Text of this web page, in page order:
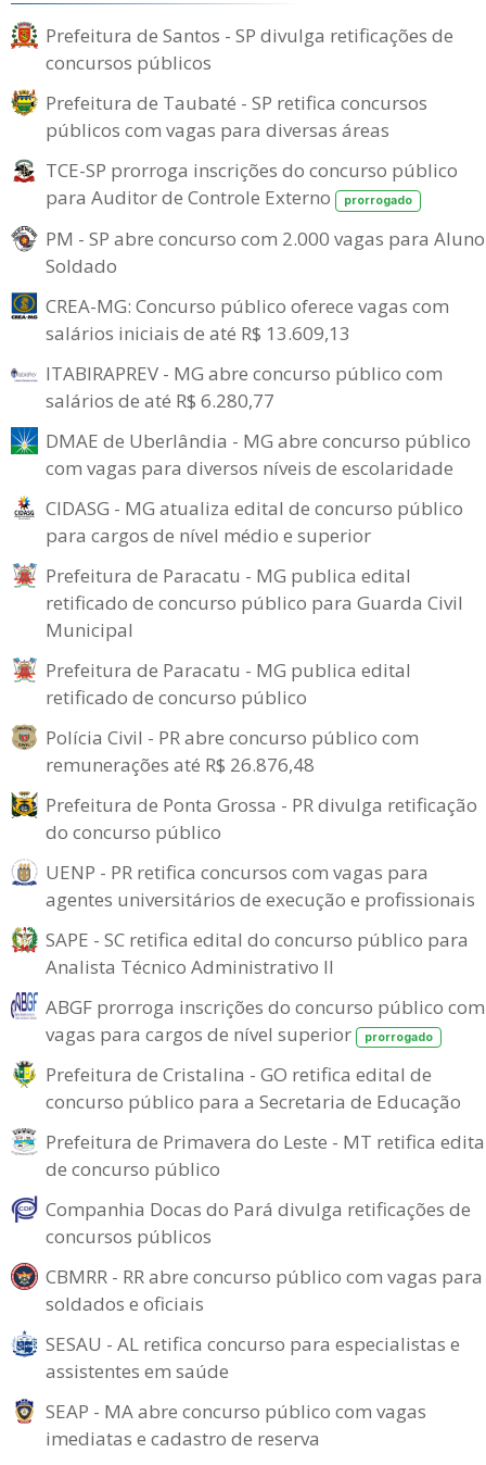
Prefeitura de Santos - SP divulga retificações de
concursos públicos
Prefeitura de Taubaté - SP retifica concursos
públicos com vagas para diversas áreas
TCE-SP prorroga inscrições do concurso público
para Auditor de Controle Externo
prorrogado
PM - SP abre concurso com 2.000 vagas para
Soldado
CREA-MG: Concurso público oferece vagas com
salários iniciais de até R$ 13.609,13
ITABIRAPREV - MG abre concurso público com
salários de até R$ 6.280,77
DMAE de Uberlândia - MG abre concurso público
com vagas para diversos níveis de escolaridade
CIDASG - MG atualiza edital de concurso público
para cargos de nível médio e superior
Prefeitura de Paracatu - MG publica edital
retificado de concurso público para Guarda Civil
Municipal
Prefeitura de Paracatu - MG publica edital
retificado de concurso público
Polícia Civil - PR abre concurso público com
remunerações até R$ 26.876,48
Prefeitura de Ponta Grossa - PR divulga retificação
do concurso público
UENP - PR retifica concursos com vagas para
agentes universitários de execução e profissionais
SAPE - SC retifica edital do concurso público para
Analista Técnico Administrativo II
ABGF prorroga inscrições do concurso público com
vagas para cargos de nível superior
prorrogado
Prefeitura de Cristalina - GO retifica edital de
concurso público para a Secretaria de Educação
Prefeitura de Primavera do Leste - MT retifica
de concurso público
Companhia Docas do Pará divulga retificações de
concursos públicos
CBMRR - RR abre concurso público com vagas para
soldados e oficiais
SESAU - AL retifica concurso para especialistas e
assistentes em saúde
SEAP - MA abre concurso público com vagas
imediatas e cadastro de reserva